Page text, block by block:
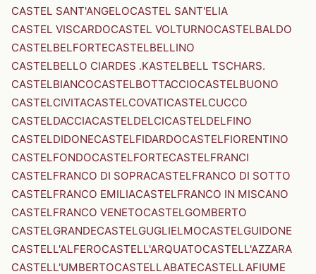
CASTEL SANT'ANGELOCASTEL SANT'ELIA
CASTEL VISCARDOCASTEL VOLTURNOCASTELBALDO
CASTELBELFORTECASTELBELLINO
CASTELBELLO CIARDES .KASTELBELL TSCHARS.
CASTELBIANCOCASTELBOTTACCIOCASTELBUONO
CASTELCIVITACASTELCOVATICASTELCUCCO
CASTELDACCIACASTELDELCICASTELDELFINO
CASTELDIDONECASTELFIDARDOCASTELFIORENTINO
CASTELFONDOCASTELFORTECASTELFRANCI
CASTELFRANCO DI SOPRACASTELFRANCO DI SOTTO
CASTELFRANCO EMILIACASTELFRANCO IN MISCANO
CASTELFRANCO VENETOCASTELGOMBERTO
CASTELGRANDECASTELGUGLIELMOCASTELGUIDONE
CASTELL'ALFEROCASTELL'ARQUATOCASTELL'AZZARA
CASTELL'UMBERTOCASTELLABATECASTELLAFIUME